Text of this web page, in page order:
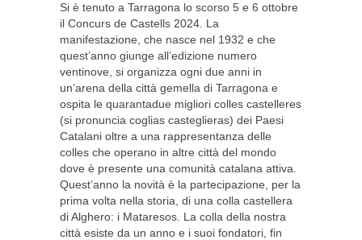
Si è tenuto a Tarragona lo scorso 5 e 6 ottobre
il Concurs de Castells 2024. La
manifestazione, che nasce nel 1932 e che
quest’anno giunge all’edizione numero
ventinove, si organizza ogni due anni in
un’arena della città gemella di Tarragona e
ospita le quarantadue migliori colles castelleres
(si pronuncia coglias casteglieras) dei Paesi
Catalani oltre a una rappresentanza delle
colles che operano in altre città del mondo
dove è presente una comunità catalana attiva.
Quest’anno la novità è la partecipazione, per la
prima volta nella storia, di una colla castellera
di Alghero: i Mataresos. La colla della nostra
città esiste da un anno e i suoi fondatori, fin